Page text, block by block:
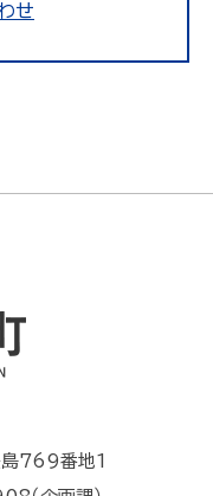
せ
島769番地1